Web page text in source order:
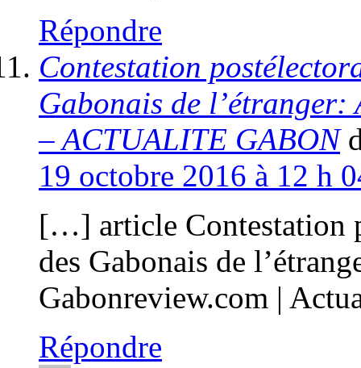
Répondre
Contestation
Gabonais de
– ACTUALITE GABON
19 octobre 2016 à 12 h
[…] article Contestation
des Gabonais de
Gabonreview.com |
Répondre